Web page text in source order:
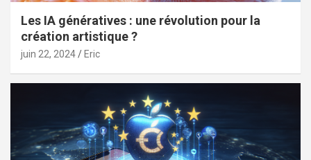
Les IA génératives : une révolution pour la
création artistique ?
juin 22, 2024 Eric